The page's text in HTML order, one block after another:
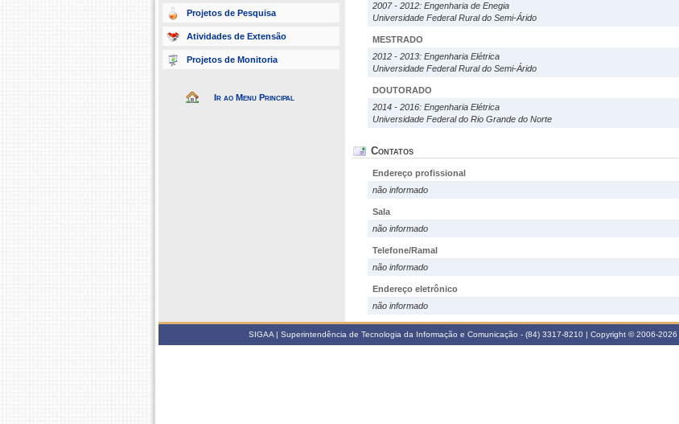
Projetos de Pesquisa
Atividades de Extensão
Projetos de Monitoria
Ir ao Menu Principal
2007 - 2012: Engenharia de Enegia
Universidade Federal Rural do Semi-Árido
MESTRADO
2012 - 2013: Engenharia Elétrica
Universidade Federal Rural do Semi-Árido
DOUTORADO
2014 - 2016: Engenharia Elétrica
Universidade Federal do Rio Grande do Norte
Contatos
Endereço profissional
não informado
Sala
não informado
Telefone/Ramal
não informado
Endereço eletrônico
não informado
SIGAA | Superintendência de Tecnologia da Informação e Comunicação - (84) 3317-8210 | Copyright © 2006-2026